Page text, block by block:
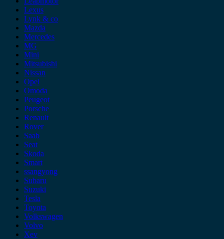
Lexus
Lynk & co
Mazda
Mercedes
MG
Mini
Mitsubishi
Nissan
Opel
Omoda
Peugeot
Porsche
Renault
Rover
Saab
Seat
Skoda
Smart
ssangyong
Subaru
Suzuki
Tesla
Toyota
Volkswagen
Volvo
Xev